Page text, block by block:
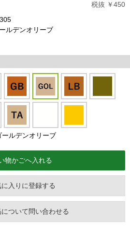
税抜 ￥450
ルデンオリーブ
ルデンオリーブ
に入りに登録する
について問い合わせる